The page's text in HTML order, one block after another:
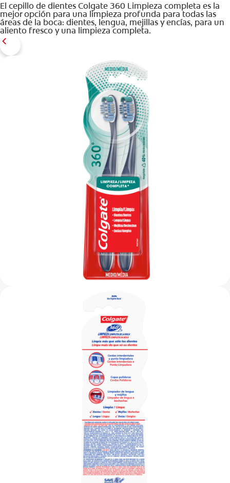
El cepillo de dientes Colgate 360 Limpieza completa es la
mejor opción para una limpieza profunda para todas las
áreas de la boca: dientes, lengua, mejillas y encías, para un
aliento fresco y una limpieza completa.